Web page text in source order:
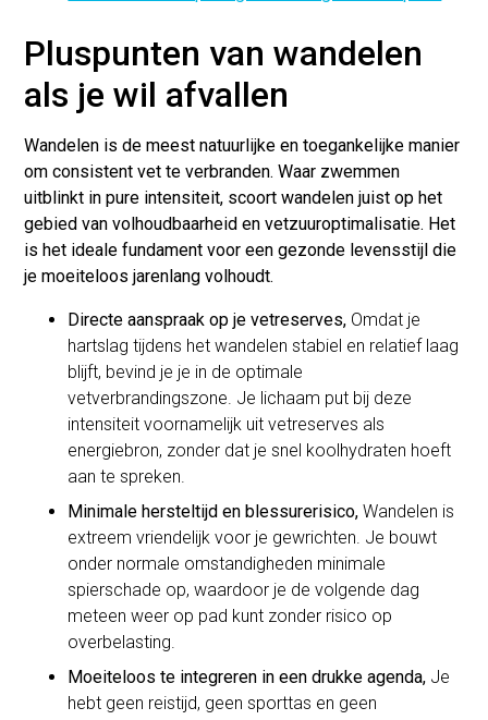
Pluspunten van wandelen
als je wil afvallen
Wandelen is de meest natuurlijke en toegankelijke manier
om consistent vet te verbranden. Waar zwemmen
uitblinkt in pure intensiteit, scoort wandelen juist op het
gebied van volhoudbaarheid en vetzuuroptimalisatie. Het
is het ideale fundament voor een gezonde levensstijl die
je moeiteloos jarenlang volhoudt.
Directe aanspraak op je vetreserves, Omdat je
hartslag tijdens het wandelen stabiel en relatief laag
blijft, bevind je je in de optimale
vetverbrandingszone. Je lichaam put bij deze
intensiteit voornamelijk uit vetreserves als
energiebron, zonder dat je snel koolhydraten hoeft
aan te spreken.
Minimale hersteltijd en blessurerisico,Wandelen is
extreem vriendelijk voor je gewrichten. Je bouwt
onder normale omstandigheden minimale
spierschade op, waardoor je de volgende dag
meteen weer op pad kunt zonder risico op
overbelasting.
Moeiteloos te integreren in een drukke agenda, Je
hebt geen reistijd, geen sporttas en geen